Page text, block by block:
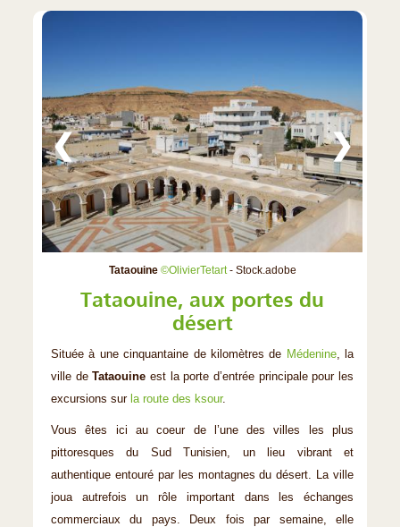
Tataouine ©OlivierTetart- Stock.adobe
❮ ❯
Tataouine, aux portes du
désert
Située à une cinquantaine de kilomètres de Médenine, la
ville deTataouineest la porte d’entrée principale pour les
excursions sur la route des ksour.
Vous êtes ici au coeur de l’une des villes les plus
pittoresques du Sud Tunisien, un lieu vibrant et
authentique entouré par les montagnes du désert. La ville
joua autrefois un rôle important dans les échanges
commerciaux du pays. Deux fois par semaine, elle